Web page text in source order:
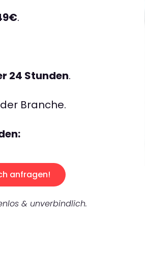
.
24 Stunden.
Branche.
anfragen!
& unverbindlich.